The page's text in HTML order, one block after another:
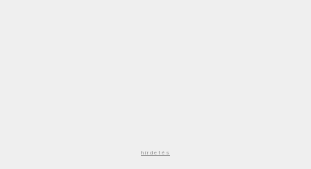
hirdetés